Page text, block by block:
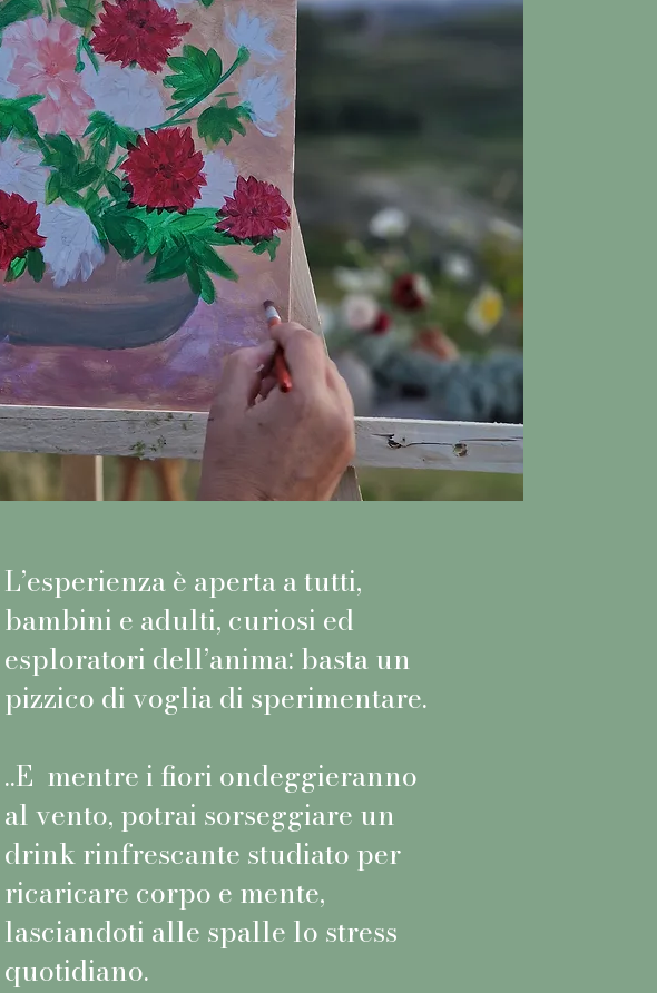
L’esperienza è aperta a tutti,
bambini e adulti, curiosi ed
esploratori dell’anima: basta un
pizzico di voglia di sperimentare.
..E mentre i fiori ondeggieranno
al vento, potrai sorseggiare un
drink rinfrescante studiato per
ricaricare corpo e mente,
lasciandoti alle spalle lo stress
quotidiano.